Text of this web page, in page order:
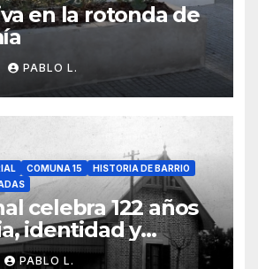
en la rotonda de
PABLO L.
COMUNA 15
HISTORIA DE BARRIO
celebra 122 años
identidad y
PABLO L.